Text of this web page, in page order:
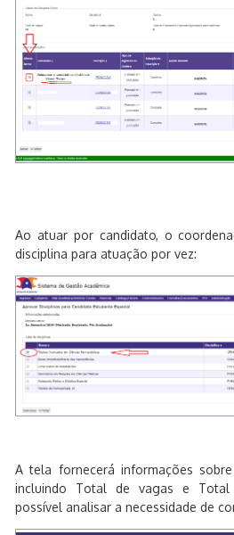
Ao atuar por candidato, o
disciplina para atuação por vez:
A tela fornecerá informações
incluindo Total de vagas e Total
possível analisar a necessidade de